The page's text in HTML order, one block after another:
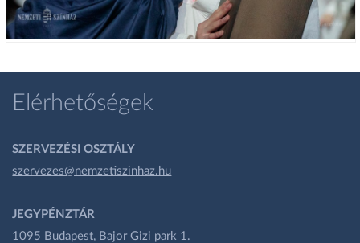
Elérhetőségek
SZERVEZÉSI OSZTÁLY
szervezes@nemzetiszinhaz.hu
JEGYPÉNZTÁR
1095 Budapest, Bajor Gizi park 1.